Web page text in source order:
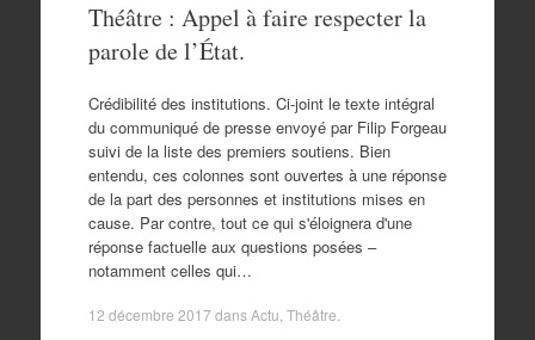
Théâtre : Appel à faire respecter la
parole de l’État.
Crédibilité des institutions. Ci-joint le texte intégral
du communiqué de presse envoyé par Filip Forgeau
suivi de la liste des premiers soutiens. Bien
entendu, ces colonnes sont ouvertes à une réponse
de la part des personnes et institutions mises en
cause. Par contre, tout ce qui s'éloignera d'une
réponse factuelle aux questions posées –
notamment celles qui…
12 décembre 2017 dansActu Théâtre